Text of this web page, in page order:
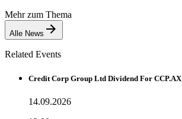
Mehr zum Thema
Alle News
Related Events
Credit Corp Group Ltd Dividend For CCP.AX
14.09.2026